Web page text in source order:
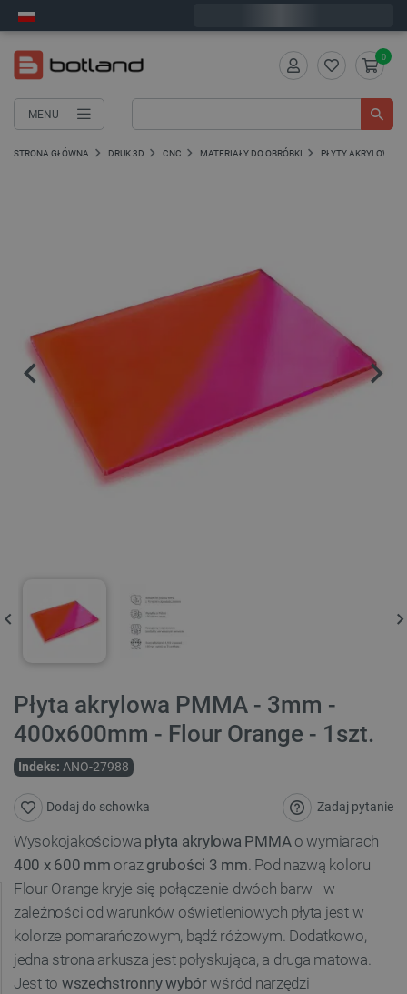
MENU
0
STRONA GŁÓWNA DRUK 3D CNC MATERIAŁY DO OBRÓBKI PŁYTY AKRYLOWE
Płyta akrylowa PMMA - 3mm -
400x600mm - Flour Orange - 1szt.
Indeks: ANO-27988
Zadaj pytanie
Dodaj do schowka
Wysokojakościowa płyta akrylowa PMMAo wymiarach
400 x 600 mm oraz grubości 3 mm. Pod nazwą koloru
Flour Orange kryje się połączenie dwóch barw - w
zależności od warunków oświetleniowych płyta jest w
kolorze pomarańczowym, bądź różowym. Dodatkowo,
jedna strona arkusza jest połyskująca, a druga matowa.
Jest to wszechstronny wybórwśród narzędzi